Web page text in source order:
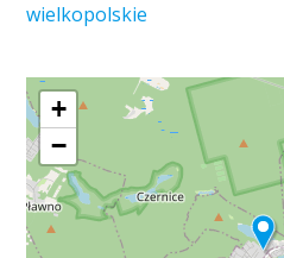
wielkopolskie
+
−